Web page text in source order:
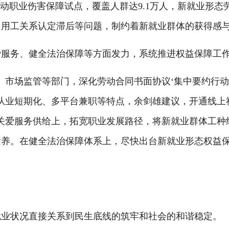
职业伤害保障试点，覆盖人群达9.1万人，新就业形
工关系认定滞后等问题，制约着新就业群体的获得感
、健全法治保障等方面发力，系统推进权益保障工
监管等部门，深化劳动合同书面协议‘集中要约行
短期化、多平台兼职等特点，余剑雄建议，开通线
服务供给上，拓宽职业发展路径，将新就业群体工
。在健全法治保障体系上，尽快出台新就业形态权益
况直接关系到民生底线的筑牢和社会的和谐稳定。